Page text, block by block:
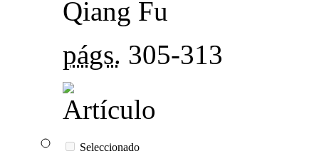
Qiang Fu
págs. 305-313
Seleccionado